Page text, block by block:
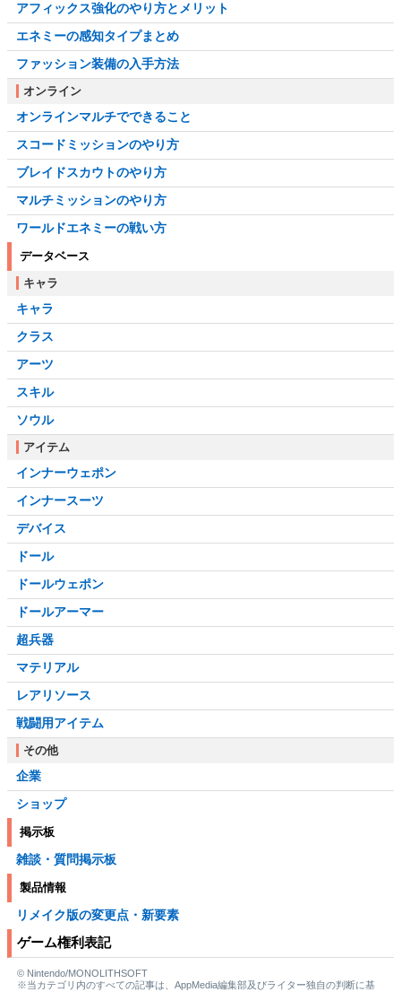
アフィックス強化のやり方とメリット
エネミーの感知タイプまとめ
ファッション装備の入手方法
オンライン
オンラインマルチでできること
スコードミッションのやり方
ブレイドスカウトのやり方
マルチミッションのやり方
ワールドエネミーの戦い方
データベース
キャラ
キャラ
クラス
アーツ
スキル
ソウル
アイテム
インナーウェポン
インナースーツ
デバイス
ドール
ドールウェポン
ドールアーマー
超兵器
マテリアル
レアリソース
戦闘用アイテム
その他
企業
ショップ
掲示板
雑談・質問掲示板
製品情報
リメイク版の変更点・新要素
ゲーム権利表記
© Nintendo/MONOLITHSOFT
※当カテゴリ内のすべての記事は、AppMedia編集部及びライター独自の判断に基